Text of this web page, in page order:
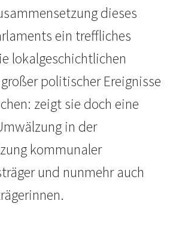
dieses
ein treffliches
lokalgeschichtlichen
politischer Ereignisse
zeigt sie doch eine
in der
kommunaler
und nunmehr auch